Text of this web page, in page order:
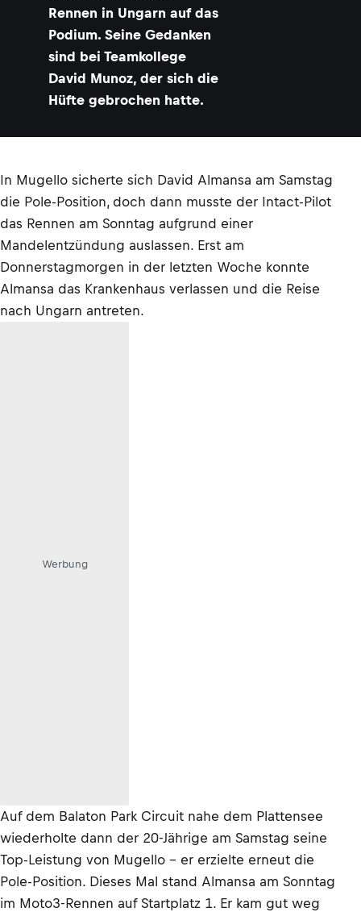
Rennen in Ungarn auf das
Podium. Seine Gedanken
sind bei Teamkollege
David Munoz, der sich die
Hüfte gebrochen hatte.
In Mugello sicherte sich David Almansa am Samstag
die Pole-Position, doch dann musste der Intact-Pilot
das Rennen am Sonntag aufgrund einer
Mandelentzündung auslassen. Erst am
Donnerstagmorgen in der letzten Woche konnte
Almansa das Krankenhaus verlassen und die Reise
nach Ungarn antreten.
Werbung
Auf dem Balaton Park Circuit nahe dem Plattensee
wiederholte dann der 20-Jährige am Samstag seine
Top-Leistung von Mugello – er erzielte erneut die
Pole-Position. Dieses Mal stand Almansa am Sonntag
im Moto3-Rennen auf Startplatz 1. Er kam gut weg